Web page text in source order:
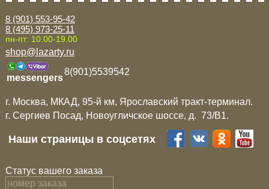
8 (901) 553-95-42
8 (495) 973-25-11
пн-пт: 10.00-19.00
shop@lazarty.ru
messengers
8(901)5539542
г. Москва, МКАД, 95-й км, Ярославский тракт-терминал.
г. Сергиев Посад, Новоугличское шоссе, д. 73/B1.
Наши страницы в соцсетях
Статус вашего заказа